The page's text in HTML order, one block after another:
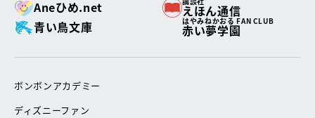
Aneひめ.net
えほん通信
青い鳥文庫
はやみねかおる FAN CLUB
赤い夢学園
ボンボンアカデミー
ディズニーファン